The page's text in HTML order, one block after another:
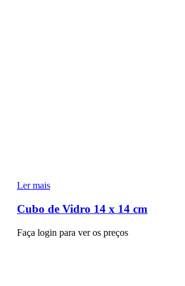
Ler mais
Cubo de Vidro 14 x 14 cm
Faça login para ver os preços